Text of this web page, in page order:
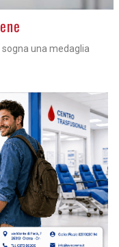
sogna una medaglia